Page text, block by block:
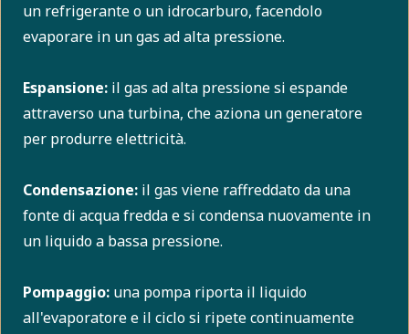
un refrigerante o un idrocarburo, facendolo
evaporare in un gas ad alta pressione.
Espansione: il gas ad alta pressione si espande
attraverso una turbina, che aziona un generatore
per produrre elettricità.
Condensazione: il gas viene raffreddato da una
fonte di acqua fredda e si condensa nuovamente in
un liquido a bassa pressione.
Pompaggio: una pompa riporta il liquido
all'evaporatore e il ciclo si ripete continuamente